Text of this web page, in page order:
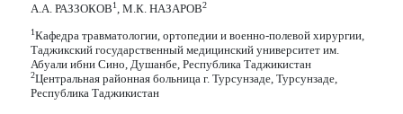
А.А. РАЗЗОКОВ1, М.К. НАЗАРОВ2
1Кафедра травматологии, ортопедии и военно-полевой хирургии,
Таджикский государственный медицинский университет им.
Абуали ибни Сино, Душанбе, Республика Таджикистан
2Центральная районная больница г. Турсунзаде, Турсунзаде,
Республика Таджикистан